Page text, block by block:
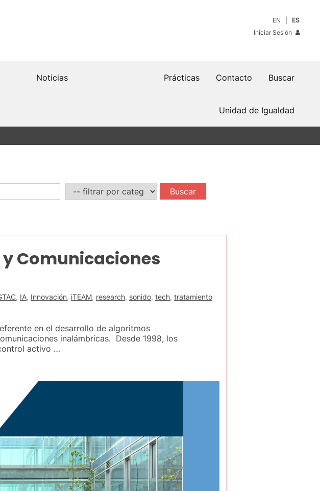
EN
ES
Iniciar Sesión
Buscar
Contacto
Prácticas
Noticias
Unidad de Igualdad
Comunicaciones
, IA, Innovación, iTEAM, research, sonido, tech, tratamiento
en el desarrollo de algoritmos
inalámbricas. Desde 1998, los
activo …